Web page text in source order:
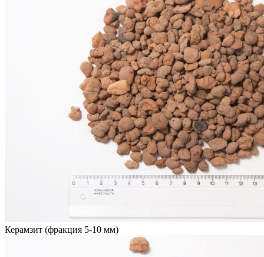
Керамзит (фракция 5-10 мм)